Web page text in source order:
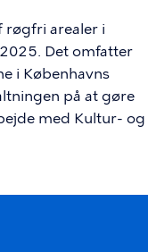
røgfri arealer i
Det omfatter
i Københavns
på at gøre
med Kultur- og